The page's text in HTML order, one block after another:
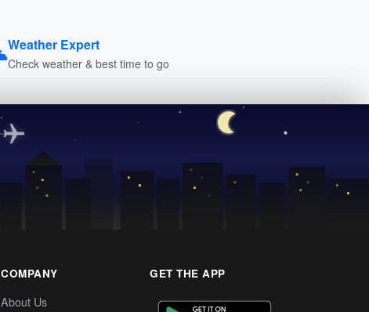
Weather Expert
Check weather & best time to go
COMPANY
About Us
GET THE APP